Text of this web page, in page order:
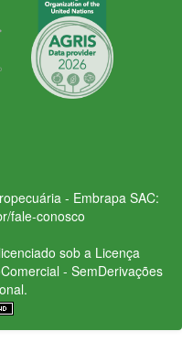
- Embrapa SAC:
fale-conosco
sob a Licença
- SemDerivações